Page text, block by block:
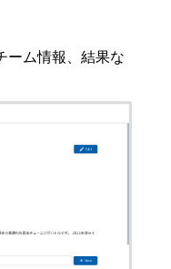
ーム情報、結果な